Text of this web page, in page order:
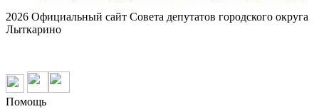
2026 Официальный сайт Совета депутатов городского округа
Лыткарино
Помощь